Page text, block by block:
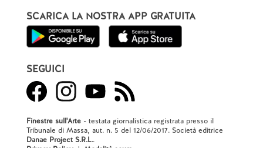
SCARICA LA NOSTRA APP GRATUITA
SEGUICI
Finestre sull'Arte- testata giornalistica registrata presso il
Tribunale di Massa, aut. n. 5 del 12/06/2017. Società editrice
Danae Project S.R.L..